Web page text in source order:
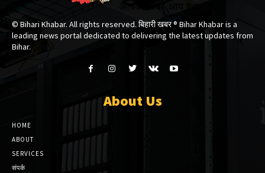
© Bihari Khabar. All rights reserved. बिहारी खबर ®​ Bihar Khabar is a
leading news portal dedicated to delivering the latest updates from
Bihar.
About Us
HOME
ABOUT
SERVICES
संपर्क